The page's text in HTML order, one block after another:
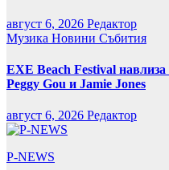
август 6, 2026 Редактор
Музика Новини Събития
EXE Beach Festival
Peggy Gou и Jamie Jones
август 6, 2026 Редактор
P-NEWS